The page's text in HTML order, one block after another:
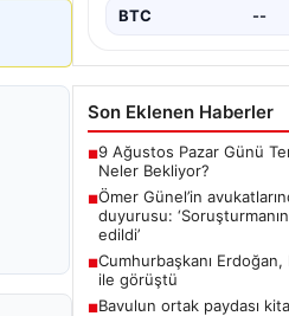
BTC --
Son Eklenen Haberler
■9 Ağustos Pazar Günü
Neler Bekliyor?
■Ömer Günel’in
duyurusu:
edildi’
■Cumhurbaşkanı
ile görüştü
■Bavulun ortak paydası